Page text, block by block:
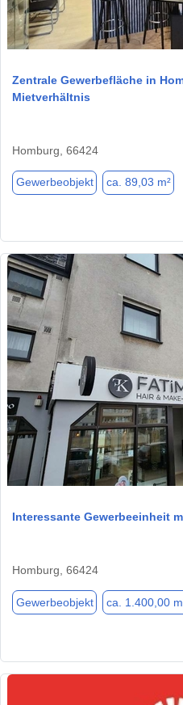
Zentrale Gewerbefläche in
Mietverhältnis
Homburg, 66424
Gewerbeobjekt ca. 89,03 m²
Interessante Gewerbeeinheit
Homburg, 66424
Gewerbeobjekt ca. 1.400,00